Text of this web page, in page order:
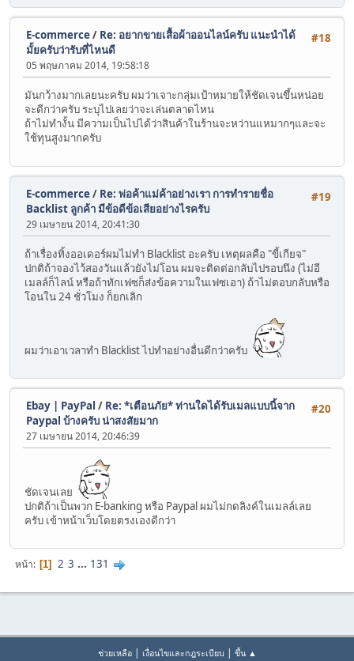
#18
E-commerce/ Re: อยากขายเสื้อผ้าออนไลน์ครับ แนะนำได้
มั้ยครับว่ารับที่ไหนดี
05 พฤษภาคม 2014, 19:58:18
มันกว้างมากเลยนะครับ ผมว่าเจาะกลุ่มเป้าหมายให้ชัดเจนขึ้นหน่อย
จะดีกว่าครับ ระบุไปเลยว่าจะเล่นตลาดไหน
ถ้าไม่ทำงั้น มีความเป็นไปได้ว่าสินค้าในร้านจะหว่านแหมากๆและจะ
ใช้ทุนสูงมากครับ
#19
E-commerce/ Re: พ่อค้าแม่ค้าอย่างเรา การทำรายชื่อ
Backlist ลูกค้า มีข้อดีข้อเสียอย่างไรครับ
29 เมษายน 2014, 20:41:30
ถ้าเรื่องทิ้งออเดอร์ผมไม่ทำ Blacklist อะครับ เหตุผลคือ "ขี้เกียจ"
ปกติถ้าจองไว้สองวันแล้วยังไม่โอน ผมจะติดต่อกลับไปรอบนึง (ไม่อี
เมลล์ก็ไลน์ หรือถ้าทักเฟซก็ส่งข้อความในเฟซเอา) ถ้าไม่ตอบกลับหรือ
โอนใน 24 ชั่วโมง ก็ยกเลิก
ผมว่าเอาเวลาทำ Blacklist ไปทำอย่างอื่นดีกว่าครับ
#20
Ebay | PayPal / Re: *เตือนภัย* ท่านใดได้รับเมลแบบนี้จาก
Paypal บ้างครับ น่าสงสัยมาก
27 เมษายน 2014, 20:46:39
ชัดเจนเลย
ปกติถ้าเป็นพวก E-banking หรือ Paypal ผมไม่กดลิงค์ในเมลล์เลย
ครับ เข้าหน้าเว็บโดยตรงเองดีกว่า
หน้า 1 2 3 ... 131
ช่วยเหลือ| เงื่อนไขและกฎระเบียบ | ขึ้น ▲